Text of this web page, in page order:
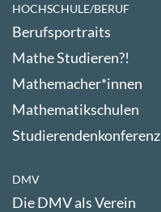
HOCHSCHULE/BERUF
Berufsportraits
Mathe Studieren?!
Mathemacher*innen
Mathematikschulen
Studierendenkonferenz
DMV
Die DMV als Verein